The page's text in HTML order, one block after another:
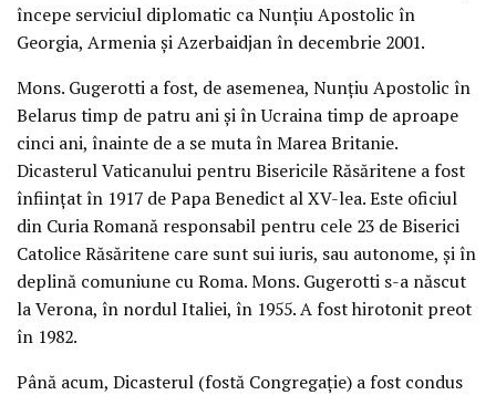
începe serviciul diplomatic ca Nunțiu Apostolic în
Georgia, Armenia și Azerbaidjan în decembrie 2001.
Mons. Gugerotti a fost, de asemenea, Nunțiu Apostolic în
Belarus timp de patru ani și în Ucraina timp de aproape
cinci ani, înainte de a se muta în Marea Britanie.
Dicasterul Vaticanului pentru Bisericile Răsăritene a fost
înființat în 1917 de Papa Benedict al XV-lea. Este oficiul
din Curia Romană responsabil pentru cele 23 de Biserici
Catolice Răsăritene care sunt sui iuris, sau autonome, și în
deplină comuniune cu Roma. Mons. Gugerotti s-a născut
la Verona, în nordul Italiei, în 1955. A fost hirotonit preot
în 1982.
Până acum, Dicasterul (fostă Congregație) a fost condus